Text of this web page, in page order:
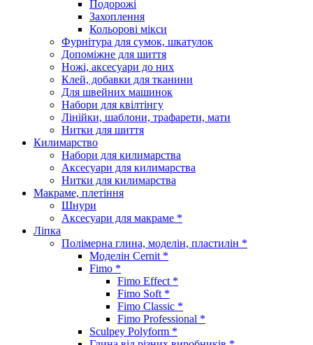
Подорожі
Захоплення
Кольорові мікси
Фурнітура для сумок, шкатулок
Допоміжне для шиття
Ножі, аксесуари до них
Клей, добавки для тканини
Для швейних машинок
Набори для квілтінгу
Лінійки, шаблони, трафарети, мати
Нитки для шиття
Килимарство
Набори для килимарства
Аксесуари для килимарства
Нитки для килимарства
Макраме, плетіння
Шнури
Аксесуари для макраме *
Ліпка
Полімерна глина, моделін, пластилін *
Моделін Cernit *
Fimo *
Fimo Effect *
Fimo Soft *
Fimo Classic *
Fimo Professional *
Sculpey Polyform *